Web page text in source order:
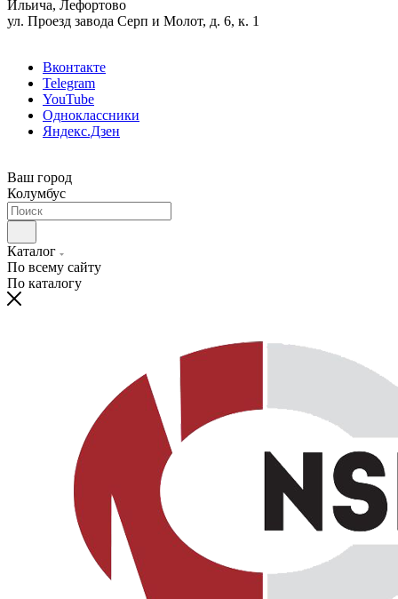
Ильича, Лефортово
ул. Проезд завода Серп и Молот, д. 6, к. 1
Вконтакте
Telegram
YouTube
Одноклассники
Яндекс.Дзен
Ваш город
Колумбус
Каталог
По всему сайту
По каталогу